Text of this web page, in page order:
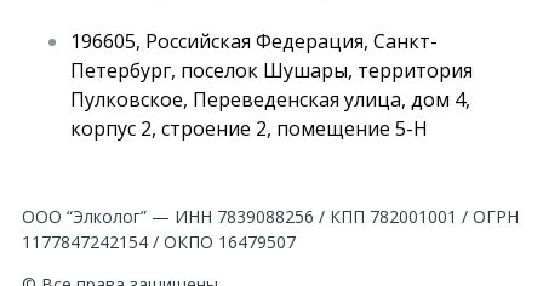
196605, Российская Федерация, Санкт-
Петербург, поселок Шушары, территория
Пулковское, Переведенская улица, дом 4,
корпус 2, строение 2, помещение 5-Н
ООО “Элколог” — ИНН 7839088256 / КПП 782001001 / ОГРН
1177847242154 / ОКПО 16479507